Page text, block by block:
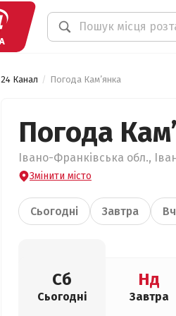
24 Канал Погода Кам’янка
Погода
Івано-Франківська обл.,
Змінити місто
Сьогодні Завтра
Сб
Сьогодні
Нд
Завтра